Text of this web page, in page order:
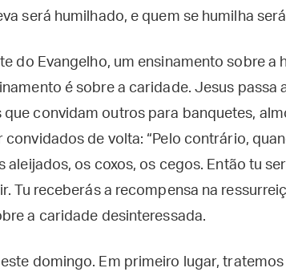
será humilhado, e quem se humilha
do Evangelho, um ensinamento sobre a
é sobre a caridade. Jesus passa
convidam outros para banquetes,
convidados de volta: “Pelo contrário,
aleijados, os coxos, os cegos. Então tu
Tu receberás a recompensa na
a caridade desinteressada.
domingo. Em primeiro lugar,